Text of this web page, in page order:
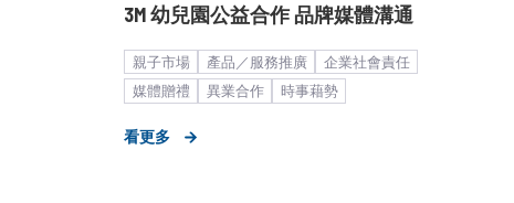
3M 幼兒園公益合作 品牌媒體溝通
親子市場 產品／服務推廣
企業社會責任
媒體贈禮
異業合作
時事藉勢
看更多